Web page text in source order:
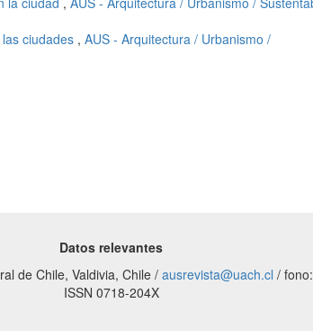
ciudades , AUS - Arquitectura / Urbanismo /
Datos relevantes
de Chile, Valdivia, Chile / ausrevista@uach.cl /
ISSN 0718-204X